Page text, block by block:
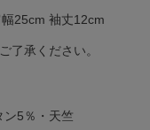
25cm 袖丈12cm
了承ください。
ン5％・天竺